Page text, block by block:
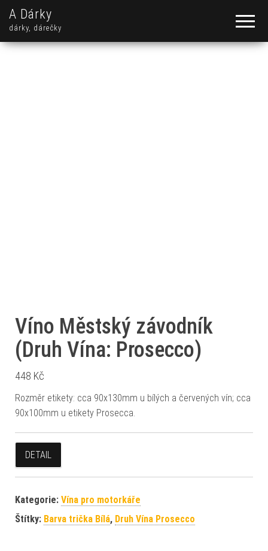
A Dárky
dárky, dárečky
Víno Městský závodník
(Druh Vína: Prosecco)
448 Kč
Rozměr etikety: cca 90x130mm u bílých a červených vín; cca
90x100mm u etikety Prosecca.
DETAIL
Kategorie: Vína pro motorkáře
Štítky: Barva trička Bílá, Druh Vína Prosecco